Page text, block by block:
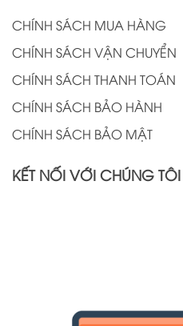
CHÍNH SÁCH MUA HÀNG
CHÍNH SÁCH VẬN CHUYỂN
CHÍNH SÁCH THANH TOÁN
CHÍNH SÁCH BẢO HÀNH
CHÍNH SÁCH BẢO MẬT
KẾT NỐI VỚI CHÚNG TÔI